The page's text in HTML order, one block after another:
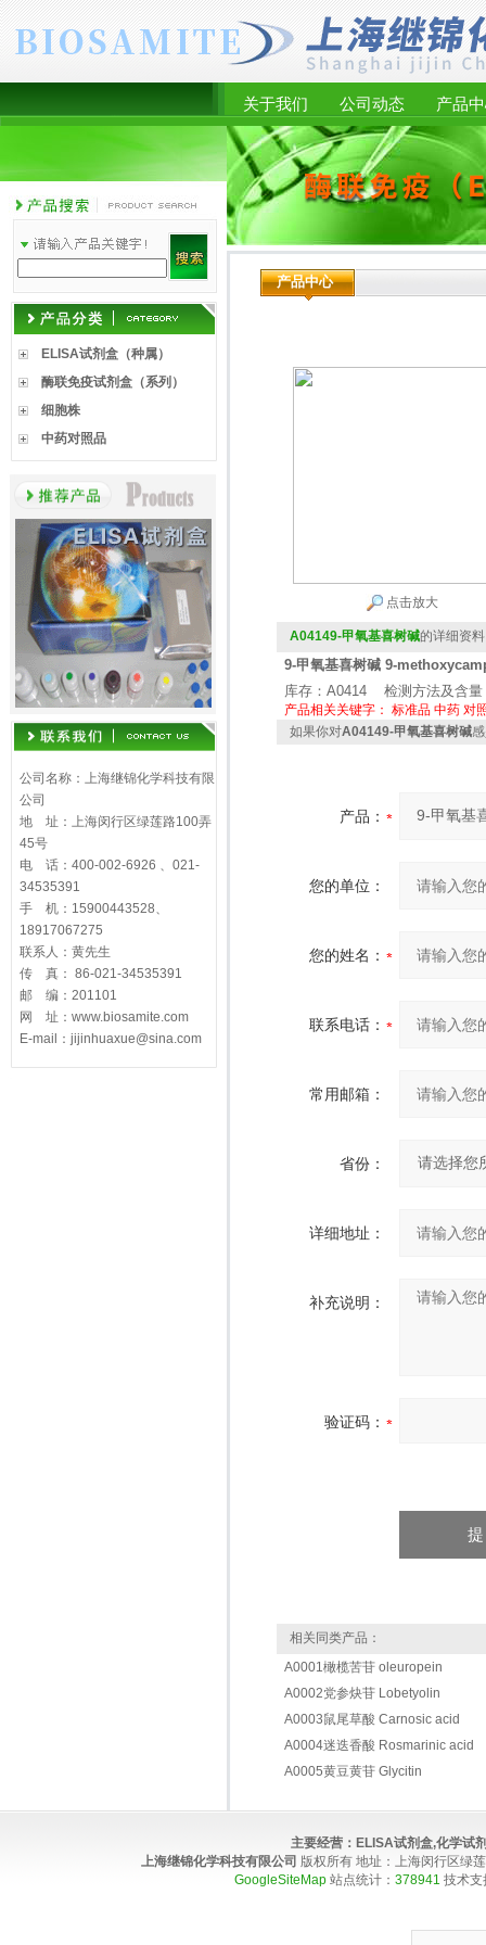
关于我们 公司动态 产品
ELISA试剂盒（种属）
酶联免疫试剂盒（系列）
细胞株
中药对照品
公司名称：上海继锦化学科技有限
公司
地 址：上海闵行区绿莲路100弄
45号
电 话：400-002-6926 、021-
34535391
手 机：15900443528、
18917067275
联系人：黄先生
传 真： 86-021-34535391
邮 编：201101
网 址：www.biosamite.com
E-mail：jijinhuaxue@sina.com
产品中心
点击放大
A04149-甲氧基喜树碱的详细资
9-甲氧基喜树碱 9-
库存：A0414 检测方法及含
产品相关关键字： 标准品 中药 对
如果你对A04149-甲氧基喜树碱
产品：
您的单位：
您的姓名：
联系电话：
常用邮箱：
省份：
详细地址：
补充说明：
验证码：
相关同类产品：
A0001橄榄苦苷 oleuropein
A0002党参炔苷 Lobetyolin
A0003鼠尾草酸 Carnosic acid
A0004迷迭香酸 Rosmarinic acid
A0005黄豆黄苷 Glycitin
主要经营： ELISA试剂盒,化学试
上海继锦化学科技有限公司 版权所有 地址：上海闵行区绿
GoogleSiteMap 站点统计： 378941 技术支